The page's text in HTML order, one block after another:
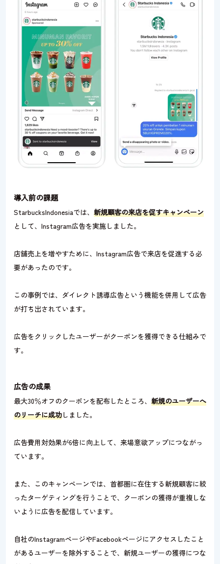
導入前の課題
StarbucksIndonesiaでは、 新規顧客の来店を促すキャンペーン
として、Instagram広告を実施しました。
店舗売上を増やすために、Instagram広告で来店を促進する必
要があったのです。
この事例では、ダイレクト誘導広告という機能を併用して広告
が打ち出されています。
広告をクリックしたユーザーがクーポンを獲得できる仕組みで
す。
広告の成果
最大30％オフのクーポンを配布したところ、 新規のユーザーへ
のリーチに成功しました。
広告費用対効果が6倍に向上して、来場意欲アップにつながっ
ています。
また、このキャンペーンでは、首都圏に在住する新規顧客に絞
ったターゲティングを行うことで、クーポンの獲得が重複しな
いように広告を配信しています。
自社のInstagramページやFacebookページにアクセスしたこと
があるユーザーを除外することで、新規ユーザーの獲得につな